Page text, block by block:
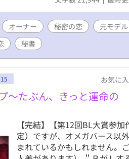
た。だが、かつてのクラスメイ
。そんな丈一郎に、店員の藤村
人が、過去を振り返るところから
長の愛に身を委ねる 社長の秘書
る事を知らなかった。恋愛なん
の店長である友康から口説かれ
オーナー 秘密の恋 元モデル
秘書
お気に
〜たぶん、きっと運命の
【完結】【第12回BL大賞参
定）ですが、オメガバース以
まれているかもしれません。